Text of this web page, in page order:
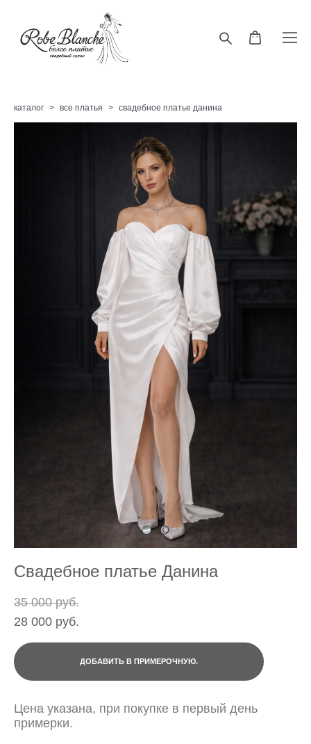
каталог > все платья > свадебное платье данина
Свадебное платье Данина
35 000 pуб.
28 000 pуб.
ДОБАВИТЬ В ПРИМЕРОЧНУЮ.
Цена указана, при покупке в первый день
примерки.